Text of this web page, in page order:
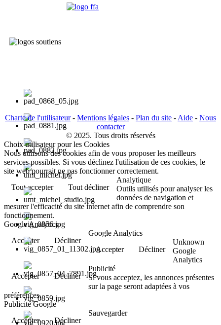
Charte de l'utilisateur- Mentions légales - Plan du site - Aide - Nous
contacter
© 2025. Tous droits réservés
Choix utilisateur pour les Cookies
Nous utilisons des cookies afin de vous proposer les meilleurs
services possibles. Si vous déclinez l'utilisation de ces cookies, le
site web pourrait ne pas fonctionner correctement.
Tout accepter
Tout décliner
Analytique
Outils utilisés pour analyser les
données de navigation et
mesurer l'efficacité du site internet afin de comprendre son
fonctionnement.
Google Analytics
Accepter
Décliner
Google Analytics
Accepter
Décliner
Unknown
Google
Analytics
Accepter
Décliner
Publicité
Si vous acceptez, les annonces présentes
sur la page seront adaptées à vos
préférences.
Publicité Google
Accepter
Décliner
Sauvegarder